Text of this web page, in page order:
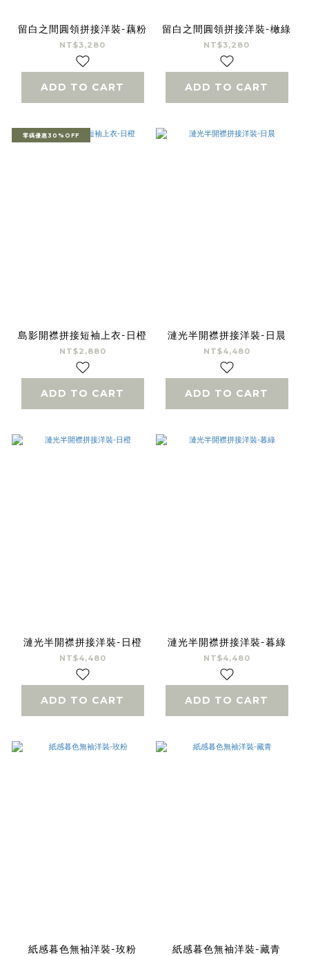
留白之間圓領拼接洋裝-藕粉
NT$3,280
ADD TO CART
留白之間圓領拼接洋裝-橄綠
NT$3,280
ADD TO CART
零碼優惠30%OFF
島影開襟拼接短袖上衣-日橙
NT$2,880
ADD TO CART
漣光半開襟拼接洋裝-日晨
NT$4,480
ADD TO CART
漣光半開襟拼接洋裝-日橙
NT$4,480
ADD TO CART
漣光半開襟拼接洋裝-暮綠
NT$4,480
ADD TO CART
紙感暮色無袖洋裝-玫粉 紙感暮色無袖洋裝-藏青